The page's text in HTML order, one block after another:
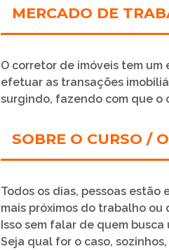
MERCADO DE
O corretor de imóveis tem
efetuar as transações
surgindo, fazendo com que
SOBRE O CURSO /
Todos os dias, pessoas estão
mais próximos do trabalho ou
Isso sem falar de quem
Seja qual for o caso,